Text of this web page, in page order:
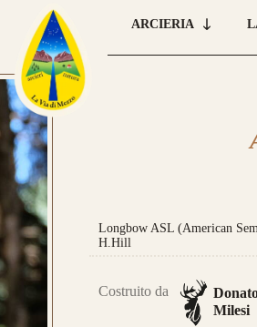
TUO
ARCIERIA
Longbow ASL (American
H.Hill
Costruito da
Milesi